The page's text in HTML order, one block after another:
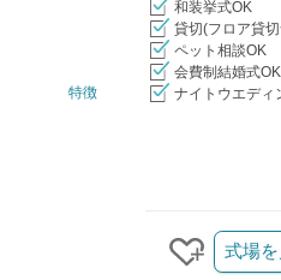
特徴
和装挙式OK
貸切(フロア貸
ペット相談OK
会費制結婚式OK
ナイトウエディ
クリッ
式場を